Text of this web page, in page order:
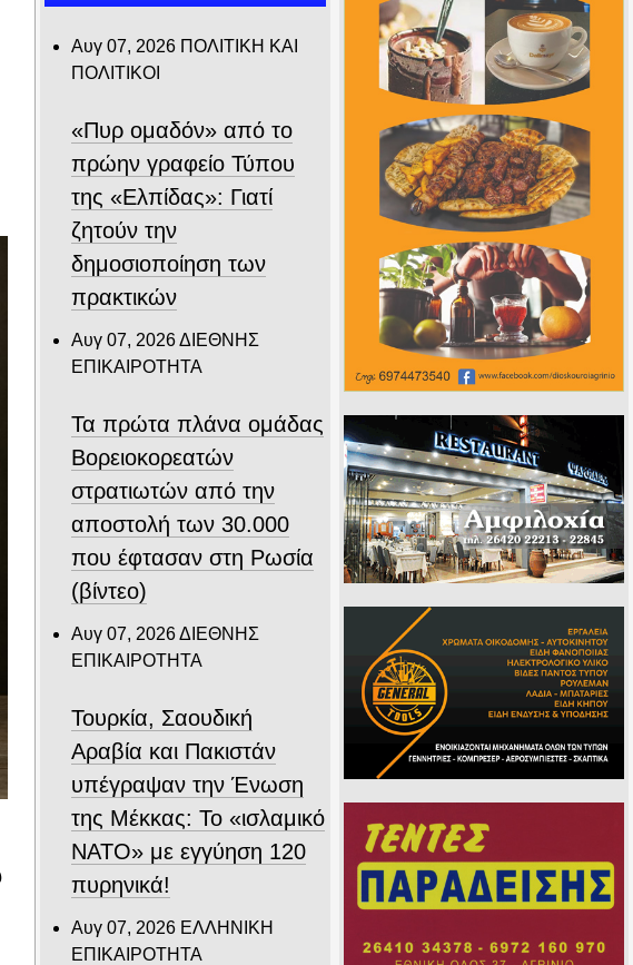
Αυγ 07, 2026 ΠΟΛΙΤΙΚΗ ΚΑΙ
ΠΟΛΙΤΙΚΟΙ
«Πυρ ομαδόν» από το
πρώην γραφείο Τύπου
της «Ελπίδας»: Γιατί
ζητούν την
δημοσιοποίηση των
πρακτικών
Αυγ 07, 2026ΔΙΕΘΝΗΣ
ΕΠΙΚΑΙΡΟΤΗΤΑ
Τα πρώτα πλάνα ομάδας
Βορειοκορεατών
στρατιωτών από την
αποστολή των 30.000
που έφτασαν στη Ρωσία
(βίντεο)
Αυγ 07, 2026ΔΙΕΘΝΗΣ
ΕΠΙΚΑΙΡΟΤΗΤΑ
Τουρκία, Σαουδική
Αραβία και Πακιστάν
υπέγραψαν την Ένωση
της Μέκκας: Το «ισλαμικό
ΝΑΤΟ» με εγγύηση 120
πυρηνικά!
Αυγ 07, 2026 ΕΛΛΗΝΙΚΗ
ΕΠΙΚΑΙΡΟΤΗΤΑ